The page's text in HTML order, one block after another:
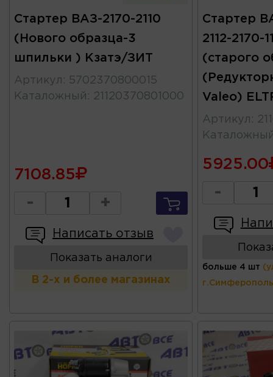
Стартер ВАЗ-2170-2110
(Нового образца-3
шпильки ) Кзатэ/ЗИТ
Артикул : 5702370800015
Каталожный : 21120370801000
7108.85
- +
Написать отзыв
Показать аналоги
В 2-х и более магазинах
Стартер
2112-2170-
(старого
Valeo)
Артикул :
5925.00
-
больше 4 шт